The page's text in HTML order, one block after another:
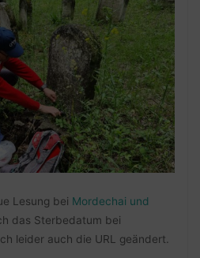
Lesung bei Mordechai und
das Sterbedatum bei
leider auch die URL geändert.